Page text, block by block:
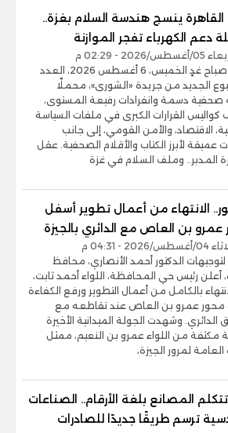
ينسج هندسة السلام بغزة..
دعم الكهرباء تفجر الموازنة
2026 - 02:29 م
يصدر صباح غدٍ الخميس، 6 أغسطس 2026، العدد
الجديد من جريدة «الشورى»، محملًا
صحفية دسمة وانفرادات رفيعة المستوى،
القرارات الكبرى في ملفات السياسة
الاقتصاد، والأمن القومي، إلى جانب
عميقة لأبرز الكتاب والأقلام الصحفية. عقل
المدبر.. وملف السلام في غزة
الانتهاء من أعمال تطوير أسفل
عمرو بن العاص مع الدائري بالجيزة
2026 - 04:31 م
لتوجيهات الدكتور أحمد الأنصاري، محافظ
أعلن رئيس حي المحافظة، اللواء أحمد ثابت،
بالكامل من أعمال التطوير ورفع الكفاءة
عمرو بن العاص عند تقاطعه مع
الدائري. وشهدت الجولة الميدانية الأخيرة
مكثفة من اللواء عمرو بن النعيم، ممثل
العامة لمرور الجيزة،
المصانع بلغة الأرقام.. الصناعات
ترسم طريقًا جديدًا للصادرات